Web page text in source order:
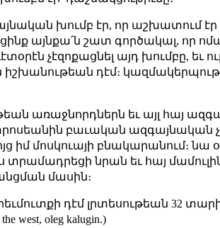
խումբ էր, որ աշխատում
այնքա՛ն շատ գործակալ, որ
չէզոքացնել այդ խումբը, եւ
դէմ։
առաջնորդներն եւ այլ հայ
բաւական ազգայնական
իմ մոսկուայի բնակարանում։
տրամադրեցի նրան եւ հայ
մասին։
դէմ լրտեսութեան 32
west, oleg kalugin.)